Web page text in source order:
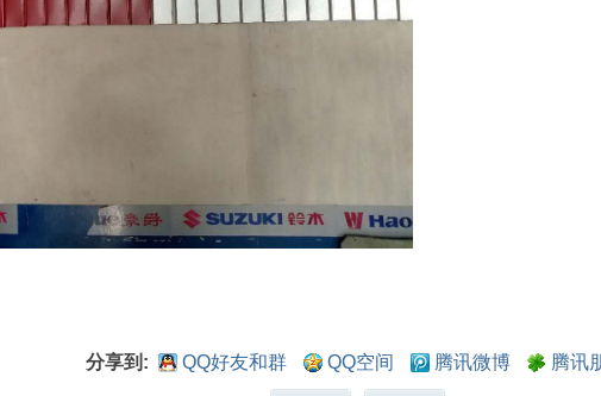
分享到: QQ好友和群 QQ空间 腾讯微博 腾讯